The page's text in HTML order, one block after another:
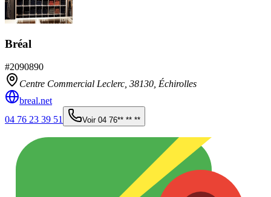
Bréal
#2090890
Centre Commercial Leclerc, 38130 Échirolles
breal.net
04 76 23 39 51
Voir 04 76** ** **